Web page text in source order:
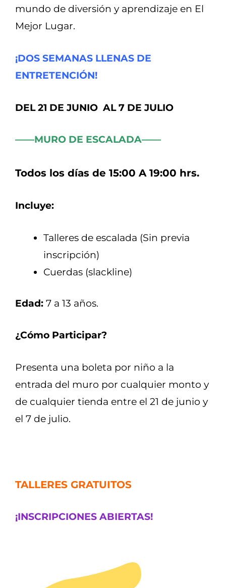
mundo de diversión y aprendizaje en El
Mejor Lugar.
¡DOS SEMANAS LLENAS DE
ENTRETENCIÓN!
DEL 21 DE JUNIO AL 7 DE JULIO
——MURO DE ESCALADA——
Todos los días de 15:00 A 19:00 hrs.
Incluye:
Talleres de escalada (Sin previa
inscripción)
Cuerdas (slackline)
Edad: 7 a 13 años.
¿Cómo Participar?
Presenta una boleta por niño a la
entrada del muro por cualquier monto y
de cualquier tienda entre el 21 de junio y
el 7 de julio.
TALLERES GRATUITOS
¡INSCRIPCIONES ABIERTAS!